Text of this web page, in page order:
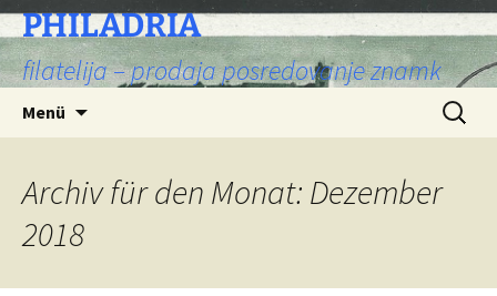
PHILADRIA
filatelija – prodaja posredovanje znamk
Menü
Suchen
nach:
Archiv für den Monat: Dezember
2018